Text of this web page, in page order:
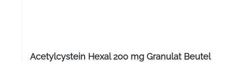
Acetylcystein Hexal 200 mg Granulat Beutel